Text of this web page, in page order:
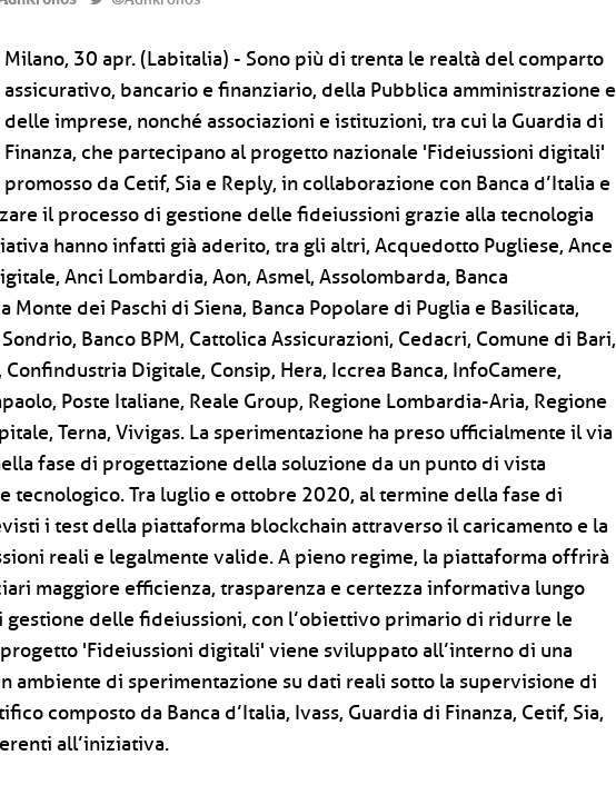
Milano, 30 apr. (Labitalia) - Sono più di trenta le realtà del comparto
assicurativo, bancario e finanziario, della Pubblica amministrazione e
delle imprese, nonché associazioni e istituzioni, tra cui la Guardia di
Finanza, che partecipano al progetto nazionale 'Fideiussioni digitali'
promosso da Cetif, Sia e Reply, in collaborazione con Banca d’Italia e
il processo di gestione delle fideiussioni grazie alla tecnologia
hanno infatti già aderito, tra gli altri, Acquedotto Pugliese, Ance
Anci Lombardia, Aon, Asmel, Assolombarda, Banca
Monte dei Paschi di Siena, Banca Popolare di Puglia e Basilicata,
Banco BPM, Cattolica Assicurazioni, Cedacri, Comune di Bari,
Digitale, Consip, Hera, Iccrea Banca, InfoCamere,
Poste Italiane, Reale Group, Regione Lombardia-Aria, Regione
Terna, Vivigas. La sperimentazione ha preso ufficialmente il via
fase di progettazione della soluzione da un punto di vista
tecnologico. Tra luglio e ottobre 2020, al termine della fase di
i test della piattaforma blockchain attraverso il caricamento e la
reali e legalmente valide. A pieno regime, la piattaforma offrirà
maggiore efficienza, trasparenza e certezza informativa lungo
gestione delle fideiussioni, con l’obiettivo primario di ridurre le
'Fideiussioni digitali' viene sviluppato all’interno di una
ambiente di sperimentazione su dati reali sotto la supervisione di
composto da Banca d’Italia, Ivass, Guardia di Finanza, Cetif, Sia,
all’iniziativa.